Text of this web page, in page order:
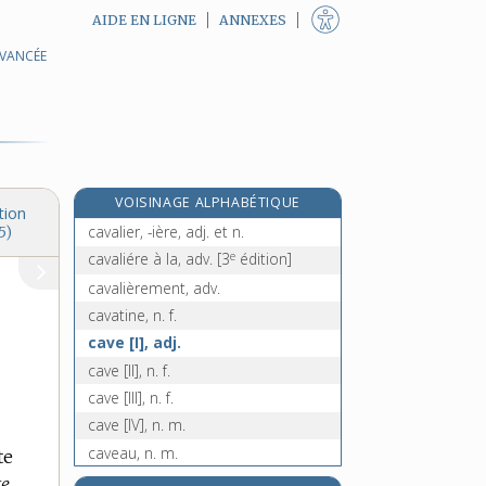
AIDE EN LIGNE ANNEXES
VOISINAGE ALPHABÉTIQUE
cavaleur, -euse, adj.
cavalier, -ière, adj. et n.
cavaliére à la, adv. [3e édition]
cavalièrement, adv.
cavatine, n. f.
cave [I], adj.
cave [II], n. f.
cave [III], n. f.
cave [IV], n. m.
caveau, n. m.
cavecé, -ée, adj.